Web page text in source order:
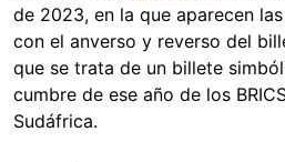
de 2023, en la que aparecen
con el anverso y reverso del
que se trata de un billete
cumbre de ese año de los
Sudáfrica.